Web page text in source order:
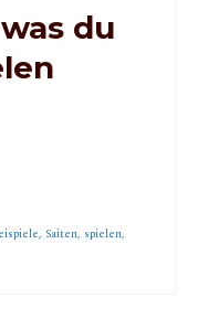
du
, Saiten, spielen,